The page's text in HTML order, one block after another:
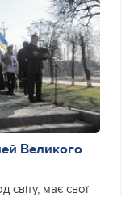
Великого
світу, має свої